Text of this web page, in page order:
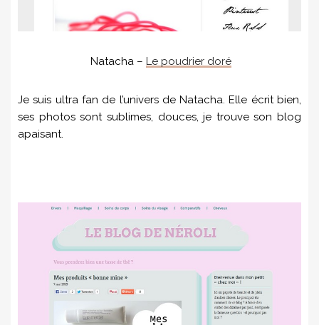
Natacha – Le poudrier doré
Je suis ultra fan de l’univers de Natacha. Elle écrit bien,
ses photos sont sublimes, douces, je trouve son blog
apaisant.